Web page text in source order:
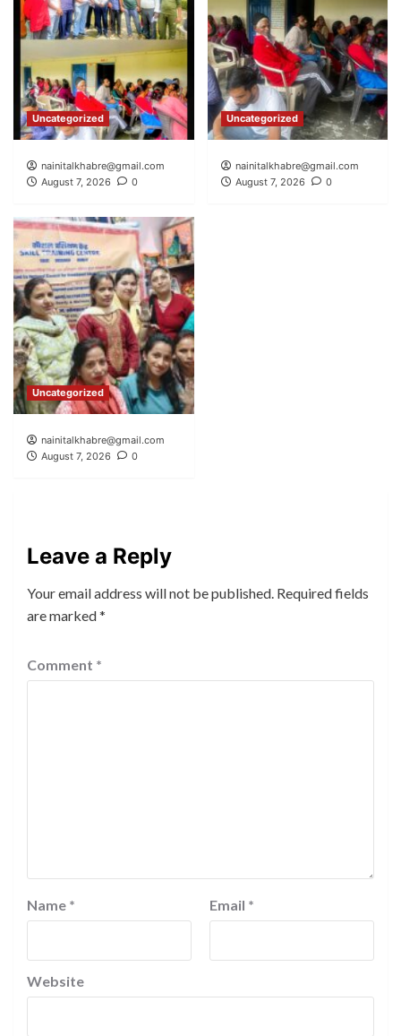
Uncategorized
nainitalkhabre@gmail.com
August 7, 2026
0
Uncategorized
nainitalkhabre@gmail.com
August 7, 2026
0
Uncategorized
nainitalkhabre@gmail.com
August 7, 2026
0
Leave a Reply
Your email address will not be published. Required fields
are marked*
Comment *
Name * Email *
Website